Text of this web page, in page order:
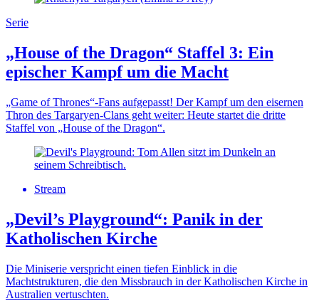
Serie
„House of the Dragon“ Staffel 3: Ein
epischer Kampf um die Macht
„Game of Thrones“-Fans aufgepasst! Der Kampf um den eisernen
Thron des Targaryen-Clans geht weiter: Heute startet die dritte
Staffel von „House of the Dragon“.
Stream
„Devil’s Playground“: Panik in der
Katholischen Kirche
Die Miniserie verspricht einen tiefen Einblick in die
Machtstrukturen, die den Missbrauch in der Katholischen Kirche in
Australien vertuschten.